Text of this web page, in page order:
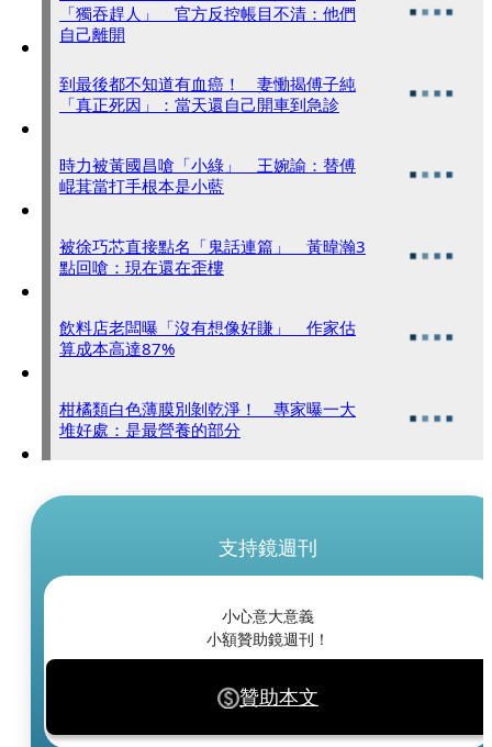
「獨吞趕人」 官方反控帳目不清：他們
自己離開
到最後都不知道有血癌！ 妻慟揭傅子純
「真正死因」：當天還自己開車到急診
時力被黃國昌嗆「小綠」 王婉諭：替傅
崐萁當打手根本是小藍
被徐巧芯直接點名「鬼話連篇」 黃暐瀚3
點回嗆：現在還在歪樓
飲料店老闆曝「沒有想像好賺」 作家估
算成本高達87%
柑橘類白色薄膜別剝乾淨！ 專家曝一大
堆好處：是最營養的部分
支持鏡週刊
小心意大意義
小額贊助鏡週刊！
贊助本文